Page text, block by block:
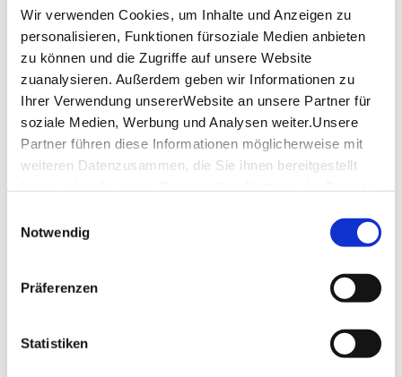
Wir verwenden Cookies, um Inhalte und Anzeigen zu
personalisieren, Funktionen fürsoziale Medien anbieten
zu können und die Zugriffe auf unsere Website
zuanalysieren. Außerdem geben wir Informationen zu
Ihrer Verwendung unsererWebsite an unsere Partner für
soziale Medien, Werbung und Analysen weiter.Unsere
Partner führen diese Informationen möglicherweise mit
weiteren Datenzusammen, die Sie ihnen bereitgestellt
Impressum
Notwendig
Präferenzen
Statistiken
Natur und Genuss.
Mitzubringen ist
E-Bike
geladener Akku
ggfls Regenkleidung
Wasser/Sprudel für den eigenen Bedarf
Hinweis an die Teilnehmer
Bitte bringen Sie ihr E-Bike geladen mit. Der Akku muss
voll sein. Eine Zwischenladung unterwegs ist nicht möglich.
Videoaufnahmen von der Veranstaltung für